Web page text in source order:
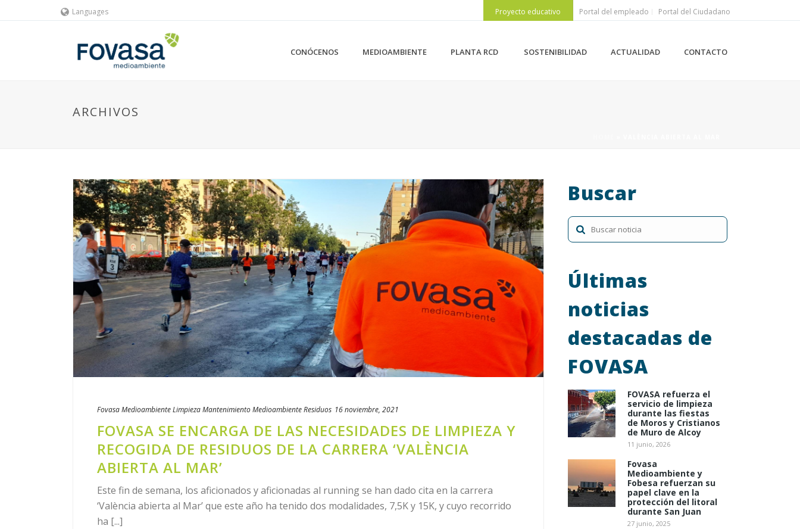
Languages Proyecto educativo Portal del empleado Portal del Ciudadano
CONÓCENOS MEDIOAMBIENTE PLANTA RCD SOSTENIBILIDAD ACTUALIDAD CONTACTO
ARCHIVOS
Fovasa MedioambienteLimpiezaMantenimientoMedioambienteResiduos 16 noviembre, 2021
FOVASA SE ENCARGA DE LAS NECESIDADES DE LIMPIEZA Y
RECOGIDA DE RESIDUOS DE LA CARRERA ‘VALÈNCIA
ABIERTA AL MAR’
Este fin de semana, los aficionados y aficionadas al running se han dado cita en la carrera
‘València abierta al Mar’ que este año ha tenido dos modalidades, 7,5K y 15K, y cuyo recorrido
ha [...]
Buscar
Últimas
noticias
destacadas de
FOVASA
FOVASA refuerza el
servicio de limpieza
durante las fiestas
de Moros y Cristianos
de Muro de Alcoy
11 junio, 2026
Fovasa
Medioambiente y
Fobesa refuerzan su
papel clave en la
protección del litoral
durante San Juan
27 junio, 2025